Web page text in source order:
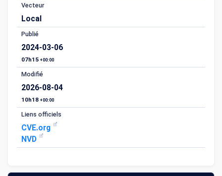
Vecteur
Local
Publié
2024-03-06
07h15 +00:00
Modifié
2026-08-04
10h18 +00:00
Liens officiels
CVE.org
NVD